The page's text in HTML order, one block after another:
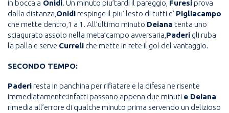
in bocca a Onidi. Un minuto piu’tardi il pareggio, Furesiprova
dalla distanza, Onidirespinge il piu’ lesto di tutti e’ Pigliacampo
che mette dentro,1 a 1. All’ultimo minuto Deiana tenta uno
sciagurato assolo nella meta’campo avversaria, Paderi gli ruba
la palla e serve Curreli che mette in rete il gol del vantaggio.
SECONDO TEMPO:
Paderiresta in panchina per rifiatare e la difesa ne risente
immediatamente:infatti passano appena due minuti e Deiana
rimedia all’errore di qualche minuto prima servendo un delizioso